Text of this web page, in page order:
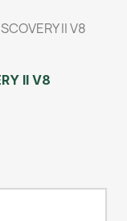
II V8
II V8